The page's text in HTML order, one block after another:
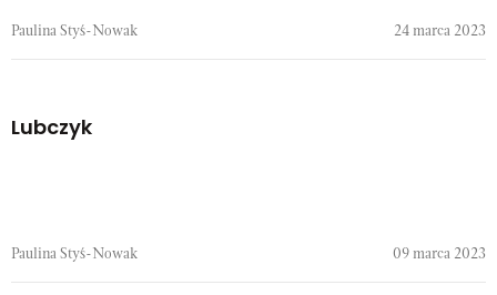
Paulina Styś-Nowak 24 marca 2023
Lubczyk
Paulina Styś-Nowak 09 marca 2023